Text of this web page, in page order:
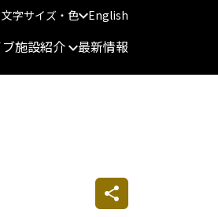
文字サイズ・色 English
施設紹介 最新情報